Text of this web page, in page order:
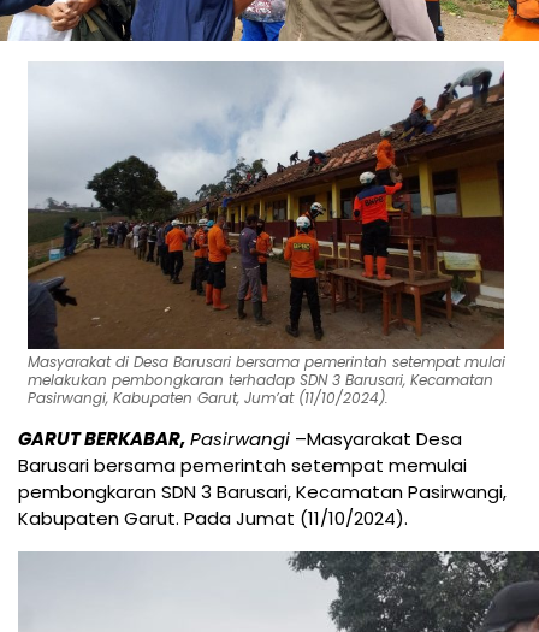
Masyarakat di Desa Barusari bersama pemerintah setempat mulai
melakukan pembongkaran terhadap SDN 3 Barusari, Kecamatan
Pasirwangi, Kabupaten Garut, Jum’at (11/10/2024).
GARUT BERKABAR,Pasirwangi –Masyarakat Desa
Barusari bersama pemerintah setempat memulai
pembongkaran SDN 3 Barusari, Kecamatan Pasirwangi,
Kabupaten Garut. Pada Jumat (11/10/2024).